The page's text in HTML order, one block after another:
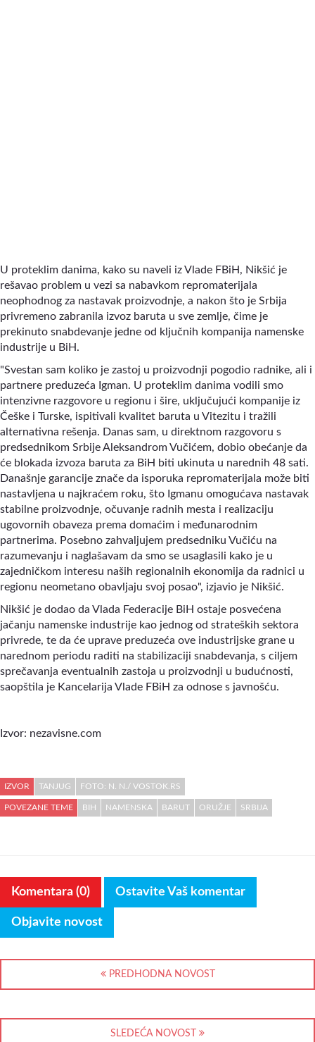
U proteklim danima, kako su naveli iz Vlade FBiH, Nikšić je
rešavao problem u vezi sa nabavkom repromaterijala
neophodnog za nastavak proizvodnje, a nakon što je Srbija
privremeno zabranila izvoz baruta u sve zemlje, čime je
prekinuto snabdevanje jedne od ključnih kompanija namenske
industrije u BiH.
"Svestan sam koliko je zastoj u proizvodnji pogodio radnike, ali i
partnere preduzeća Igman. U proteklim danima vodili smo
intenzivne razgovore u regionu i šire, uključujući kompanije iz
Češke i Turske, ispitivali kvalitet baruta u Vitezitu i tražili
alternativna rešenja. Danas sam, u direktnom razgovoru s
predsednikom Srbije Aleksandrom Vučićem, dobio obećanje da
će blokada izvoza baruta za BiH biti ukinuta u narednih 48 sati.
Današnje garancije znače da isporuka repromaterijala može biti
nastavljena u najkraćem roku, što Igmanu omogućava nastavak
stabilne proizvodnje, očuvanje radnih mesta i realizaciju
ugovornih obaveza prema domaćim i međunarodnim
partnerima. Posebno zahvaljujem predsedniku Vučiću na
razumevanju i naglašavam da smo se usaglasili kako je u
zajedničkom interesu naših regionalnih ekonomija da radnici u
regionu neometano obavljaju svoj posao", izjavio je Nikšić.
Nikšić je dodao da Vlada Federacije BiH ostaje posvećena
jačanju namenske industrije kao jednog od strateških sektora
privrede, te da će uprave preduzeća ove industrijske grane u
narednom periodu raditi na stabilizaciji snabdevanja, s ciljem
sprečavanja eventualnih zastoja u proizvodnji u budućnosti,
saopštila je Kancelarija Vlade FBiH za odnose s javnošću.
Izvor: nezavisne.com
IZVOR TANJUG FOTO: N. N./ VOSTOK.RS
POVEZANE TEME BIH NAMENSKA BARUT ORUŽJE SRBIJA
Komentara (0) Ostavite Vaš komentar
Objavite novost
PREDHODNA NOVOST
SLEDEĆA NOVOST